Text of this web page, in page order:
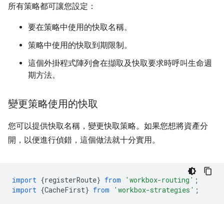
所有策略都可讓您設定：
要在策略中使用的快取名稱。
策略中使用的快取到期限制。
這個外掛程式陣列會在擷取及快取要求時呼叫生命週
期方法。
變更策略使用的快取
您可以提供快取名稱，變更快取策略。如果您想將資產分
開，以便進行偵錯，這個做法就十分實用。
import {registerRoute} from 'workbox-routing' ;
import {CacheFirst} from 'workbox-strategies' ;